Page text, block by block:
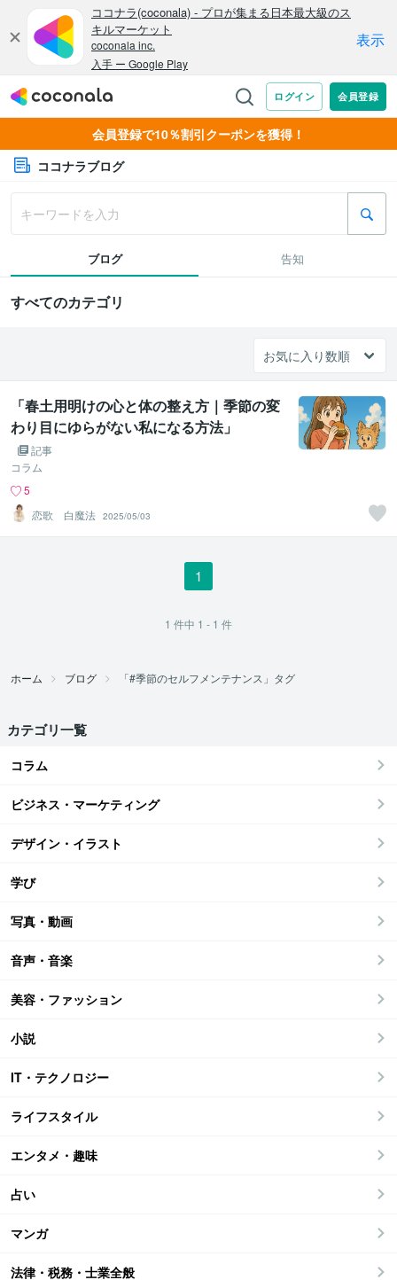
会員登録で10％割引クーポンを獲得！
ココナラブログ
ブログ 告知
すべてのカテゴリ
「春土用明けの心と体の整え方｜季節の変
わり目にゆらがない私になる方法」
記事
コラム
5
恋歌 白魔法 2025/05/03
1
1 件中 1 - 1 件
ホーム ブログ 「#季節のセルフメンテナンス」タグ
カテゴリ一覧
コラム
ビジネス・マーケティング
デザイン・イラスト
学び
写真・動画
音声・音楽
美容・ファッション
小説
IT・テクノロジー
ライフスタイル
エンタメ・趣味
占い
マンガ
法律・税務・士業全般